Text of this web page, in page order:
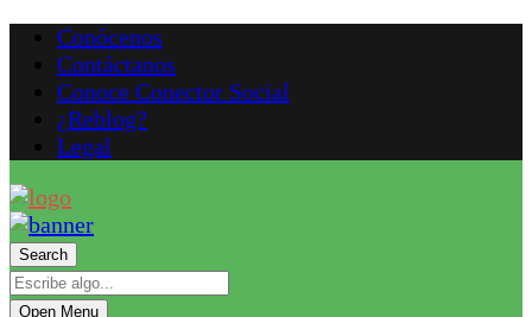
Conócenos
Contáctanos
Conoce Conector Social
¿Reblog?
Legal
Search
Open Menu